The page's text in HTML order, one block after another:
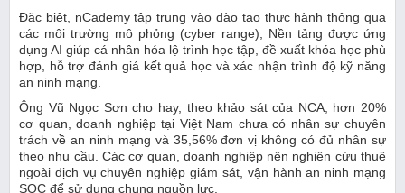
Đặc biệt, nCademy tập trung vào đào tạo thực hành thông qua
các môi trường mô phỏng (cyber range); Nền tảng được ứng
dụng AI giúp cá nhân hóa lộ trình học tập, đề xuất khóa học phù
hợp, hỗ trợ đánh giá kết quả học và xác nhận trình độ kỹ năng
an ninh mạng.
Ông Vũ Ngọc Sơn cho hay, theo khảo sát của NCA, hơn 20%
cơ quan, doanh nghiệp tại Việt Nam chưa có nhân sự chuyên
trách về an ninh mạng và 35,56% đơn vị không có đủ nhân sự
theo nhu cầu. Các cơ quan, doanh nghiệp nên nghiên cứu thuê
ngoài dịch vụ chuyên nghiệp giám sát, vận hành an ninh mạng
SOC để sử dụng chung nguồn lực.